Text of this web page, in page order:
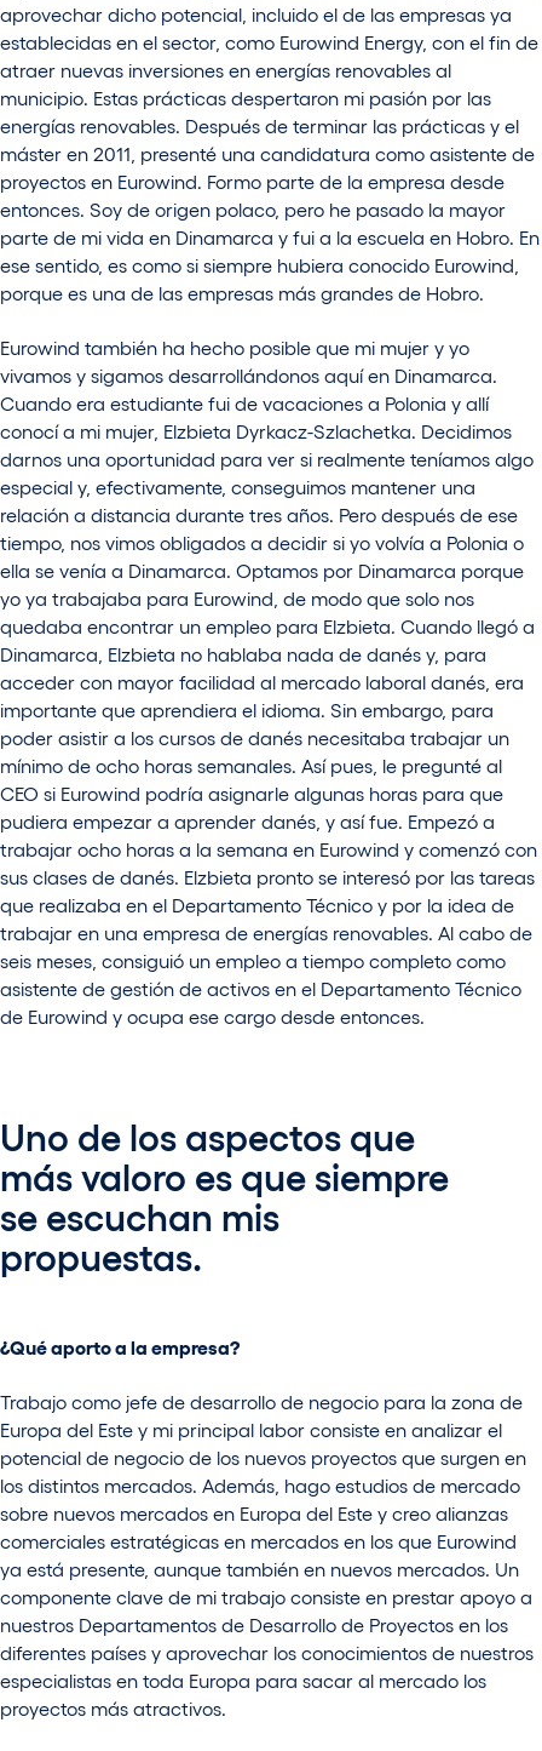
aprovechar dicho potencial, incluido el de las empresas ya
establecidas en el sector, como Eurowind Energy, con el fin de
atraer nuevas inversiones en energías renovables al
municipio. Estas prácticas despertaron mi pasión por las
energías renovables. Después de terminar las prácticas y el
máster en 2011, presenté una candidatura como asistente de
proyectos en Eurowind. Formo parte de la empresa desde
entonces. Soy de origen polaco, pero he pasado la mayor
parte de mi vida en Dinamarca y fui a la escuela en Hobro. En
ese sentido, es como si siempre hubiera conocido Eurowind,
porque es una de las empresas más grandes de Hobro.
Eurowind también ha hecho posible que mi mujer y yo
vivamos y sigamos desarrollándonos aquí en Dinamarca.
Cuando era estudiante fui de vacaciones a Polonia y allí
conocí a mi mujer, Elzbieta Dyrkacz-Szlachetka. Decidimos
darnos una oportunidad para ver si realmente teníamos algo
especial y, efectivamente, conseguimos mantener una
relación a distancia durante tres años. Pero después de ese
tiempo, nos vimos obligados a decidir si yo volvía a Polonia o
ella se venía a Dinamarca. Optamos por Dinamarca porque
yo ya trabajaba para Eurowind, de modo que solo nos
quedaba encontrar un empleo para Elzbieta. Cuando llegó a
Dinamarca, Elzbieta no hablaba nada de danés y, para
acceder con mayor facilidad al mercado laboral danés, era
importante que aprendiera el idioma. Sin embargo, para
poder asistir a los cursos de danés necesitaba trabajar un
mínimo de ocho horas semanales. Así pues, le pregunté al
CEO si Eurowind podría asignarle algunas horas para que
pudiera empezar a aprender danés, y así fue. Empezó a
trabajar ocho horas a la semana en Eurowind y comenzó con
sus clases de danés. Elzbieta pronto se interesó por las tareas
que realizaba en el Departamento Técnico y por la idea de
trabajar en una empresa de energías renovables. Al cabo de
seis meses, consiguió un empleo a tiempo completo como
asistente de gestión de activos en el Departamento Técnico
de Eurowind y ocupa ese cargo desde entonces.
Uno de los aspectos que
más valoro es que siempre
se escuchan mis
propuestas.
¿Qué aporto a la empresa?
Trabajo como jefe de desarrollo de negocio para la zona de
Europa del Este y mi principal labor consiste en analizar el
potencial de negocio de los nuevos proyectos que surgen en
los distintos mercados. Además, hago estudios de mercado
sobre nuevos mercados en Europa del Este y creo alianzas
comerciales estratégicas en mercados en los que Eurowind
ya está presente, aunque también en nuevos mercados. Un
componente clave de mi trabajo consiste en prestar apoyo a
nuestros Departamentos de Desarrollo de Proyectos en los
diferentes países y aprovechar los conocimientos de nuestros
especialistas en toda Europa para sacar al mercado los
proyectos más atractivos.